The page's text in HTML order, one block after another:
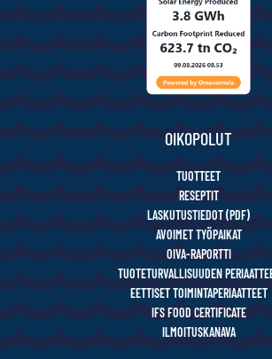
OIKOPOLUT
TUOTTEET
RESEPTIT
LASKUTUSTIEDOT (PDF)
AVOIMET TYÖPAIKAT
OIVA-RAPORTTI
TUOTETURVALLISUUDEN
EETTISET TOIMINTAPERIAATTEET
IFS FOOD CERTIFICATE
ILMOITUSKANAVA